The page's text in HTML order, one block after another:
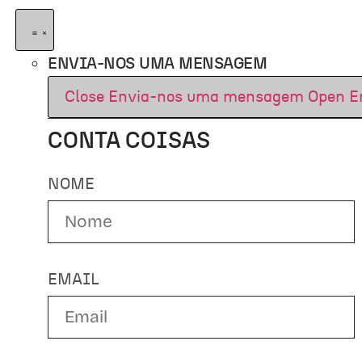
ENVIA-NOS UMA MENSAGEM
Close Envia-nos uma mensagem Open
CONTA COISAS
NOME
EMAIL